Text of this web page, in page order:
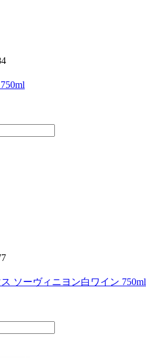
ソーヴィニヨン白ワイン 750ml